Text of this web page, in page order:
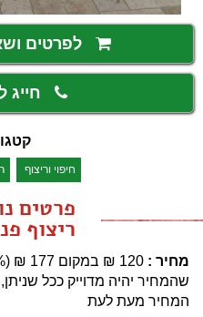
לפרטים
חייג
חיפוי וריצוף
פרטים
ריצוף
מחיר : 120
₪ במקום 177 ‏₪ (32% הנחה)
שהמחיר יהיה מדוייק ככל
המחיר מעת לעת